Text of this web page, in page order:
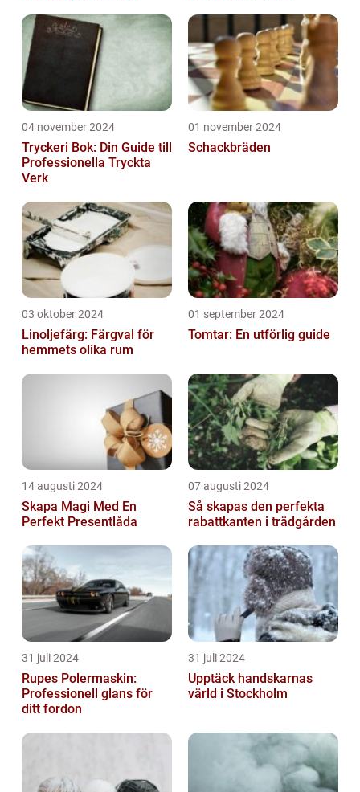
04 november 2024
Tryckeri Bok: Din Guide till
Professionella Tryckta
Verk
01 november 2024
Schackbräden
03 oktober 2024
Linoljefärg: Färgval för
hemmets olika rum
01 september 2024
Tomtar: En utförlig guide
14 augusti 2024
Skapa Magi Med En
Perfekt Presentlåda
07 augusti 2024
Så skapas den perfekta
rabattkanten i trädgården
31 juli 2024
Rupes Polermaskin:
Professionell glans för
ditt fordon
31 juli 2024
Upptäck handskarnas
värld i Stockholm